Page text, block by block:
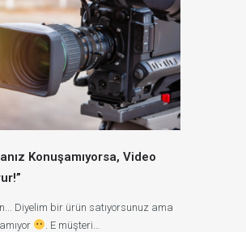
Konuşamıyorsa, Video
Diyelim bir ürün satıyorsunuz ama
. E müşteri…